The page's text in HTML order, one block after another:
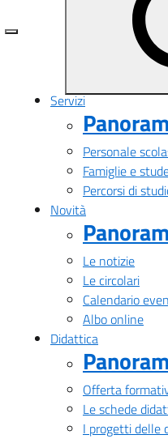
I numeri della
Le carte della
Organizzazione
Servizi
Personale
Famiglie e
Percorsi di
Novità
Le notizie
Le circolari
Calendario
Albo online
Didattica
Offerta
Le schede
I progetti delle